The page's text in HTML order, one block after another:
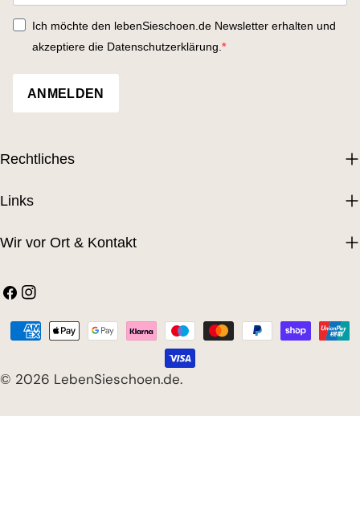
Ich möchte den lebenSieschoen.de Newsletter erhalten und
akzeptiere die Datenschutzerklärung.
ANMELDEN
Rechtliches
Links
Wir vor Ort & Kontakt
Facebook
Instagram
© 2026 LebenSieschoen.de.
Zahlungsarten